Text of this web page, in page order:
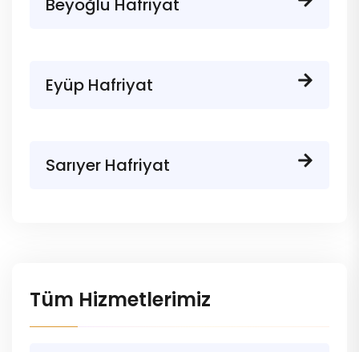
Beyoğlu Hafriyat
Eyüp Hafriyat
Sarıyer Hafriyat
Tüm Hizmetlerimiz